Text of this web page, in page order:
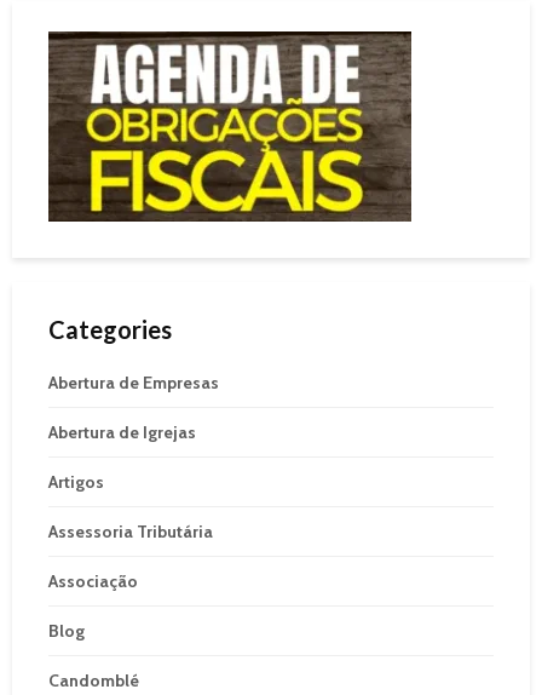
Categories
Abertura de Empresas
Abertura de Igrejas
Artigos
Assessoria Tributária
Associação
Blog
Candomblé